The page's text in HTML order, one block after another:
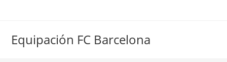
Equipación FC Barcelona